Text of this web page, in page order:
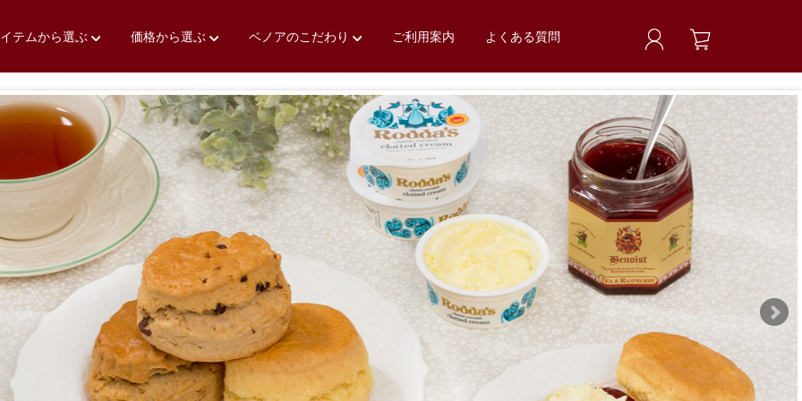
テムから選ぶ 価格から選ぶ ベノアのこだわり ご利用案内 よくある質問